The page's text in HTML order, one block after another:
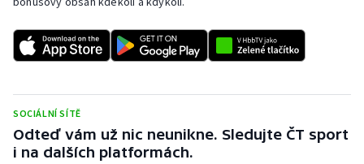
Short track
Stolní tenis
Triatlon
SOCIÁLNÍ SÍTĚ
Odteď vám už nic neunikne. Sledujte ČT sport
i na dalších platformách.